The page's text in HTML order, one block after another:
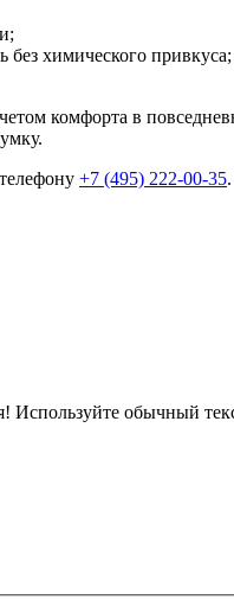
химического привкуса;
комфорта в
+7 (495) 222-00-35
Используйте обычный